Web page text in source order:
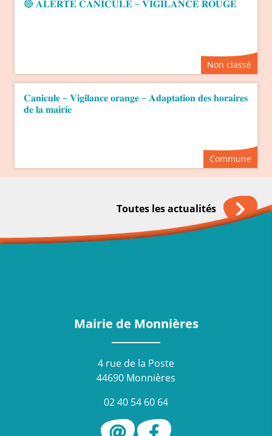
🔴 𝐀𝐋𝐄𝐑𝐓𝐄 𝐂𝐀𝐍𝐈𝐂𝐔𝐋𝐄 – 𝐕𝐈𝐆𝐈𝐋𝐀𝐍𝐂𝐄 𝐑𝐎𝐔𝐆𝐄
Non classé
𝐂𝐚𝐧𝐢𝐜𝐮𝐥𝐞 – 𝐕𝐢𝐠𝐢𝐥𝐚𝐧𝐜𝐞 𝐨𝐫𝐚𝐧𝐠𝐞 – 𝐀𝐝𝐚𝐩𝐭𝐚𝐭𝐢𝐨𝐧 𝐝𝐞𝐬 𝐡𝐨𝐫𝐚𝐢𝐫𝐞𝐬
𝐝𝐞 𝐥𝐚 𝐦𝐚𝐢𝐫𝐢𝐞
Commune
Toutes les actualités
Mairie de Monnières
4 rue de la Poste
44690 Monnières
02 40 54 60 64